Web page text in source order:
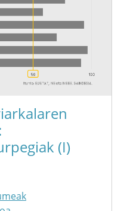
(I)